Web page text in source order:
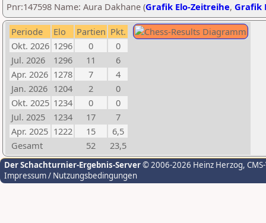
Pnr:147598 Name: Aura Dakhane (Grafik Elo-Zeitreihe, Grafik
Periode Elo Partien Pkt.
Okt. 2026 1296 0
0
Jul. 2026
1296 11
6
Apr. 2026 1278 7
4
Jan. 2026 1204 2
0
Okt. 2025 1234 0
0
Jul. 2025
1234 17
7
Apr. 2025 1222 15
6,5
Gesamt
52 23,5
Der Schachturnier-Ergebnis-Server© 2006-2026 Heinz Herzog,
Impressum / Nutzungsbedingungen